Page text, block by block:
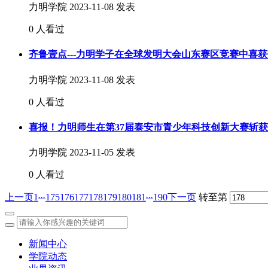
力明学院 2023-11-08 发表
0 人看过
齐鲁壹点---力明学子在全球发明大会山东赛区竞赛中喜
力明学院 2023-11-08 发表
0 人看过
喜报！力明师生在第37届泰安市青少年科技创新大赛斩
力明学院 2023-11-05 发表
0 人看过
上一页1...175176177178179180181...190下一页 转至第
新闻中心
学院动态